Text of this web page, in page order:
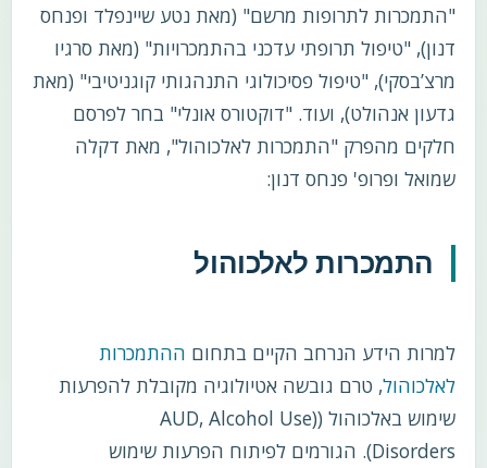
"התמכרות לתרופות מרשם" (מאת נטע שיינפלד ופנחס
דנון), "טיפול תרופתי עדכני בהתמכרויות" (מאת סרגיו
מרצ’בסקי), "טיפול פסיכולוגי התנהגותי קוגניטיבי" (מאת
גדעון אנהולט), ועוד. "דוקטורס אונלי" בחר לפרסם
חלקים מהפרק "התמכרות לאלכוהול", מאת דקלה
שמואל ופרופ' פנחס דנון:
התמכרות לאלכוהול
למרות הידע הנרחב הקיים בתחום ההתמכרות
לאלכוהול, טרם גובשה אטיולוגיה מקובלת להפרעות
שימוש באלכוהול ((AUD, Alcohol Use
Disorders). הגורמים לפיתוח הפרעות שימוש